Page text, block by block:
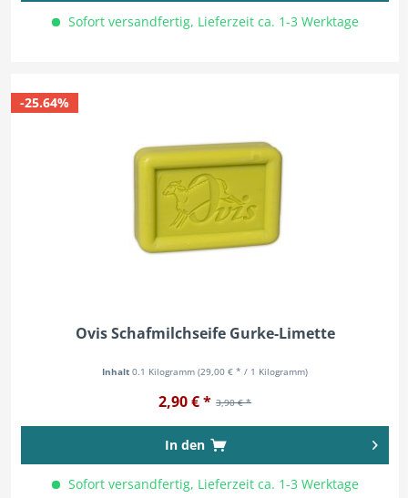
Sofort versandfertig, Lieferzeit ca. 1-3 Werktage
-25.64%
Ovis Schafmilchseife Gurke-Limette
Inhalt0.1 Kilogramm(29,00 € * / 1 Kilogramm)
3,90 € *
2,90 € *
In den
Sofort versandfertig, Lieferzeit ca. 1-3 Werktage